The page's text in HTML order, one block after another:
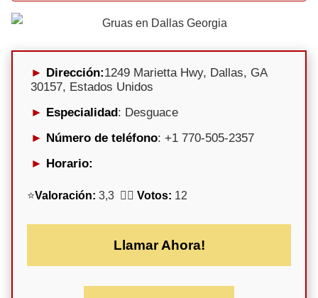
Dirección:1249 Marietta Hwy, Dallas, GA
30157, Estados Unidos
Especialidad: Desguace
Número de teléfono: +1 770-505-2357
Horario:
⭐Valoración: 3,3 🕵️‍♀️ Votos: 12
Llamar Ahora!